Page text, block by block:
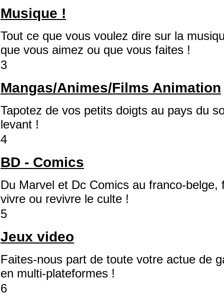
Musique !
Tout ce que vous voulez dire sur la
que vous aimez ou que vous faites !
3
Mangas/Animes/Films Animation
Tapotez de vos petits doigts au pays du
levant !
4
BD - Comics
Du Marvel et Dc Comics au franco-belge,
vivre ou revivre le culte !
5
Jeux video
Faites-nous part de toute votre actue de
en multi-plateformes !
6